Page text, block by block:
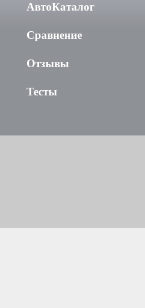
АвтоКаталог
Сравнение
Отзывы
Тесты